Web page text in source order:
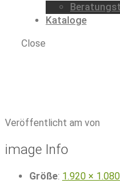
Kataloge
Close
Veröffentlicht am von
image Info
Größe: 1.920 × 1.080